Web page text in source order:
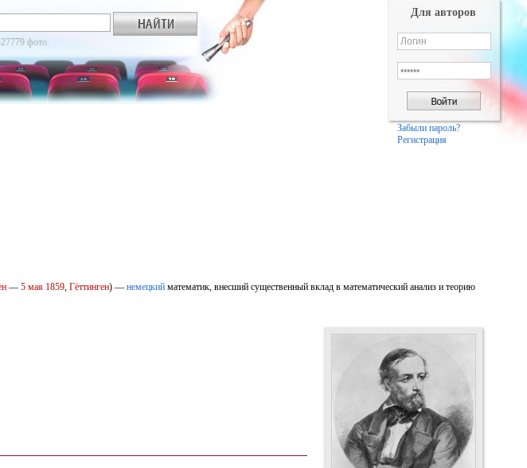
фото.
Для авторов
Забыли пароль?
Регистрация
— 5 мая 1859, Гёттинген) — немецкий математик, внесший существенный вклад в математический анализ и теорию